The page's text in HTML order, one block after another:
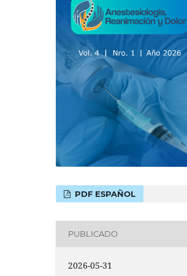
PDF ESPAÑOL
PUBLICADO
2026-05-31